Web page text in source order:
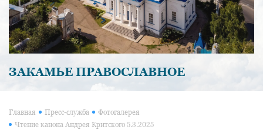
ЗАКАМЬЕ ПРАВОСЛАВНОЕ
Главная Пресс-служба
Фотогалерея
Чтение канона Андрея Критского 5.3.2025